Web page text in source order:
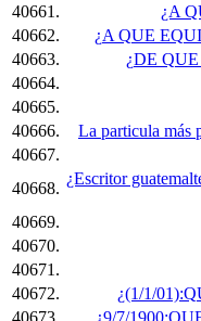
40661.
¿A
40662.
¿A QUE
40663.
¿DE
40664.
40665.
40666.
La particula más
40667.
40668.
¿Escritor
40669.
40670.
40671.
40672.
¿(1/1/
40673.
¿9/7/